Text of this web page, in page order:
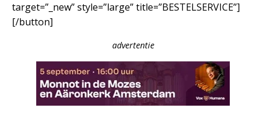
target=”_new” style=”large” title=”BESTELSERVICE”]
[/button]
advertentie